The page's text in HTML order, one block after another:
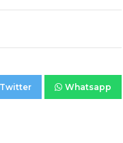
Twitter Whatsapp